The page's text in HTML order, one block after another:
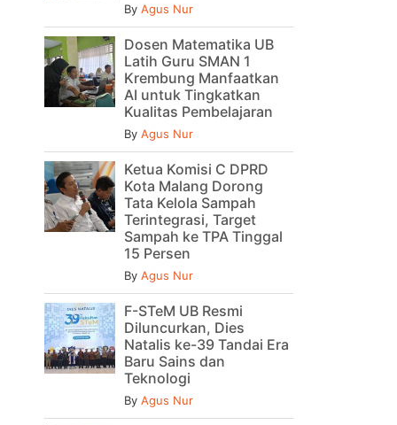
By Agus Nur
Dosen Matematika UB
Latih Guru SMAN 1
Krembung Manfaatkan
AI untuk Tingkatkan
Kualitas Pembelajaran
By Agus Nur
Ketua Komisi C DPRD
Kota Malang Dorong
Tata Kelola Sampah
Terintegrasi, Target
Sampah ke TPA Tinggal
15 Persen
By Agus Nur
F-STeM UB Resmi
Diluncurkan, Dies
Natalis ke-39 Tandai Era
Baru Sains dan
Teknologi
By Agus Nur